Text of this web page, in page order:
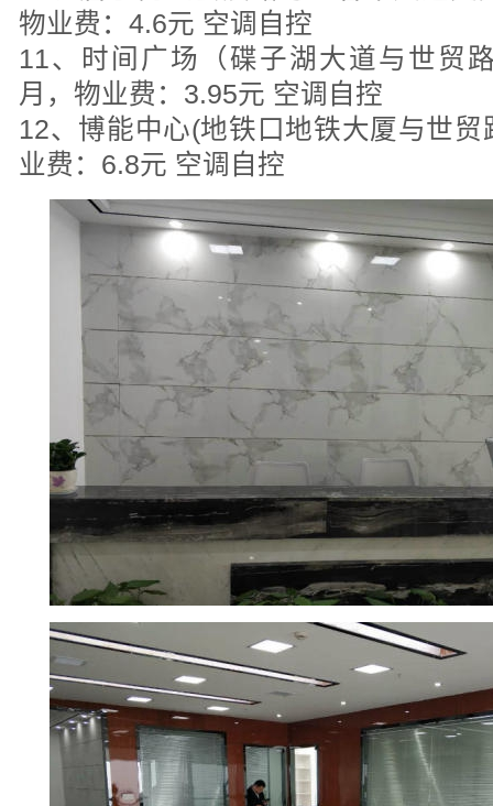
物业费：4.6元 空调自控
11、时间广场（碟子湖大道与世贸
月，物业费：3.95元 空调自控
12、博能中心(地铁口地铁大厦与世
业费：6.8元 空调自控